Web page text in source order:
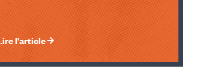
Lire l'article